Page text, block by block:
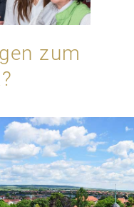
zum